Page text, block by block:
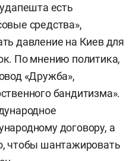
есть
средства»,
давление на Киев для
По мнению политика,
«Дружба»,
бандитизма».
договору, а
чтобы шантажировать